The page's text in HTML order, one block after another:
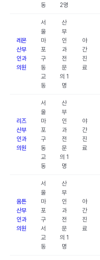
동
2명
레몬
산부
인과
의원
서
울
마
포
구
동
교
동
산
부
인
과
전
문
의 1
명
야
간
진
료
리즈
산부
인과
의원
서
울
마
포
구
동
교
동
산
부
인
과
전
문
의 1
명
야
간
진
료
움튼
산부
인과
의원
서
울
마
포
구
서
교
동
산
부
인
과
전
문
의 1
명
야
간
진
료